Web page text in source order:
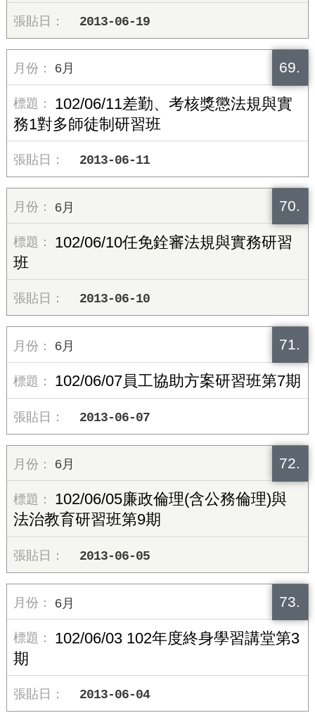
2013-06-19
69.
6月
102/06/11差勤、考核獎懲法規與實
務1對多師徒制研習班
2013-06-11
70.
6月
102/06/10任免銓審法規與實務研習
班
2013-06-10
71.
6月
102/06/07員工協助方案研習班第7期
2013-06-07
72.
6月
102/06/05廉政倫理(含公務倫理)與
法治教育研習班第9期
2013-06-05
73.
6月
102/06/03 102年度終身學習講堂第3
期
2013-06-04